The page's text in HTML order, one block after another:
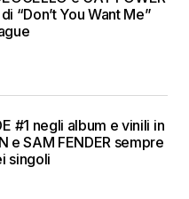
“Don’t You Want Me”
#1 negli album e vinili in
e SAM FENDER sempre
singoli